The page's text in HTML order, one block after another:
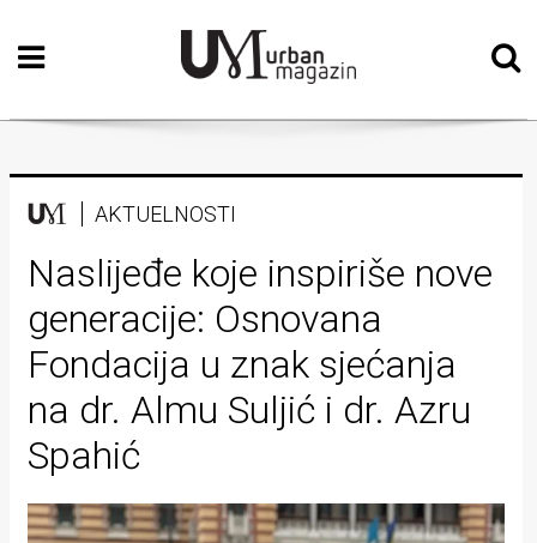
Početna
Vizualne
Teatar
Književnost
Muzika
Film
Intervju
Kolumne
Kultura
AKTUELNOSTI
Naslijeđe koje inspiriše nove
generacije: Osnovana
Fondacija u znak sjećanja
na dr. Almu Suljić i dr. Azru
Spahić